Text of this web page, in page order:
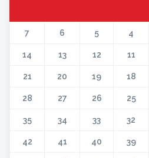
4
5
6
7
11
12
13
14
18
19
20
21
25
26
27
28
32
33
34
35
39
40
41
42